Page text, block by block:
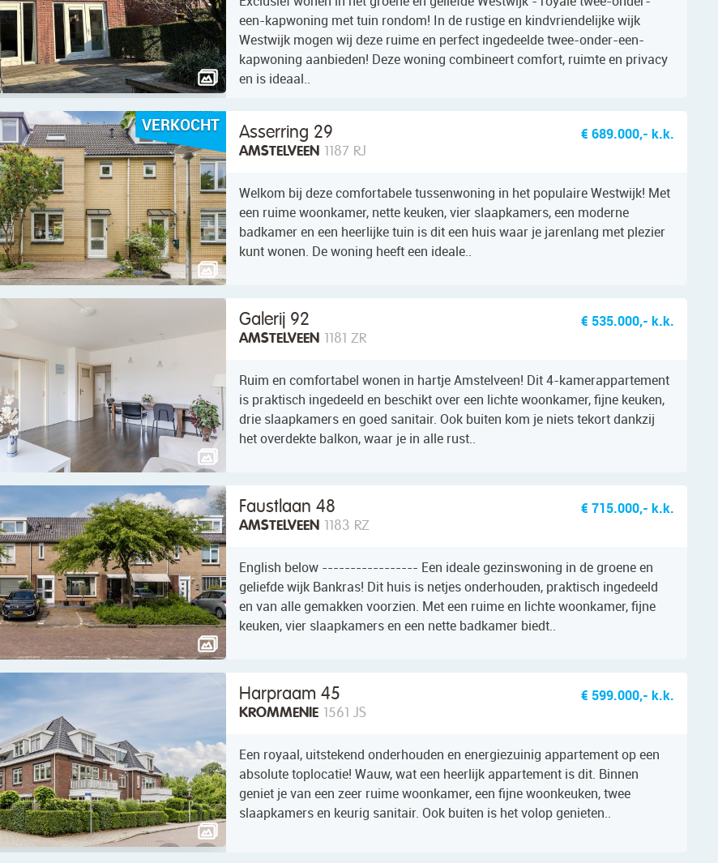
een-kapwoning met tuin rondom! In de rustige en kindvriendelijke wijk
Westwijk mogen wij deze ruime en perfect ingedeelde twee-onder-een-
kapwoning aanbieden! Deze woning combineert comfort, ruimte en privacy
en is ideaal..
VERKOCHT Asserring 29
AMSTELVEEN 1187 RJ
€ 689.000,- k.k.
Welkom bij deze comfortabele tussenwoning in het populaire Westwijk! Met
een ruime woonkamer, nette keuken, vier slaapkamers, een moderne
badkamer en een heerlijke tuin is dit een huis waar je jarenlang met plezier
kunt wonen. De woning heeft een ideale..
Galerij 92
AMSTELVEEN 1181 ZR
€ 535.000,- k.k.
Ruim en comfortabel wonen in hartje Amstelveen! Dit 4-kamerappartement
is praktisch ingedeeld en beschikt over een lichte woonkamer, fijne keuken,
drie slaapkamers en goed sanitair. Ook buiten kom je niets tekort dankzij
het overdekte balkon, waar je in alle rust..
Faustlaan 48
AMSTELVEEN 1183 RZ
€ 715.000,- k.k.
English below ----------------- Een ideale gezinswoning in de groene en
geliefde wijk Bankras! Dit huis is netjes onderhouden, praktisch ingedeeld
en van alle gemakken voorzien. Met een ruime en lichte woonkamer, fijne
keuken, vier slaapkamers en een nette badkamer biedt..
Harpraam 45
KROMMENIE 1561 JS
€ 599.000,- k.k.
Een royaal, uitstekend onderhouden en energiezuinig appartement op een
absolute toplocatie! Wauw, wat een heerlijk appartement is dit. Binnen
geniet je van een zeer ruime woonkamer, een fijne woonkeuken, twee
slaapkamers en keurig sanitair. Ook buiten is het volop genieten..